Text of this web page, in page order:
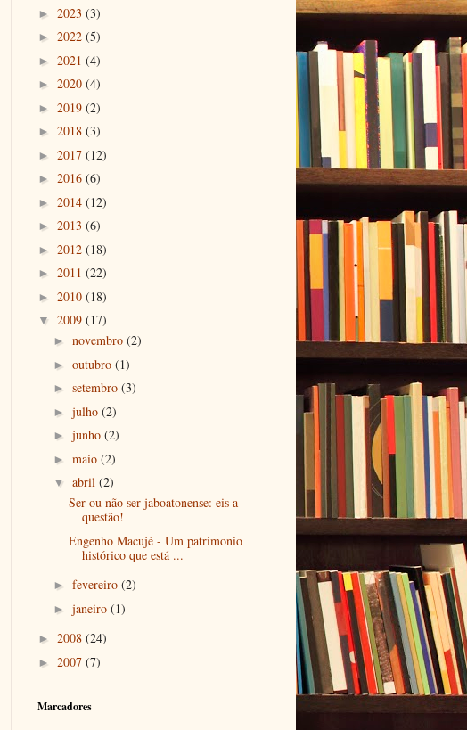
► 2023 (3)
► 2022 (5)
► 2021 (4)
► 2020 (4)
► 2019 (2)
► 2018 (3)
► 2017 (12)
► 2016 (6)
► 2014 (12)
► 2013 (6)
► 2012 (18)
► 2011 (22)
► 2010 (18)
▼ 2009 (17)
► novembro (2)
► outubro (1)
► setembro (3)
► julho (2)
► junho (2)
► maio (2)
▼ abril (2)
Ser ou não ser jaboatonense: eis a
questão!
Engenho Macujé - Um patrimonio
histórico que está ...
► fevereiro (2)
► janeiro (1)
► 2008 (24)
► 2007 (7)
Marcadores